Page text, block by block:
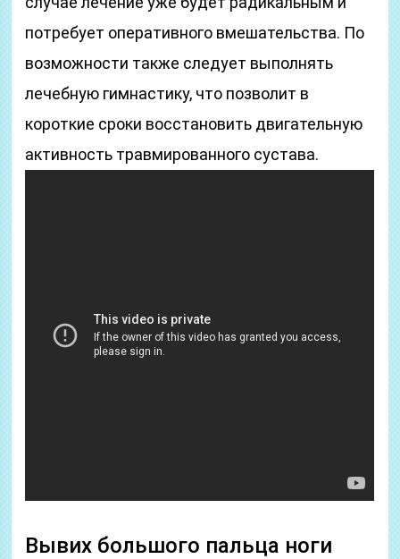
потребует оперативного вмешательства. По
возможности также следует выполнять
лечебную гимнастику, что позволит в
короткие сроки восстановить двигательную
активность травмированного сустава.
Вывих большого пальца ноги